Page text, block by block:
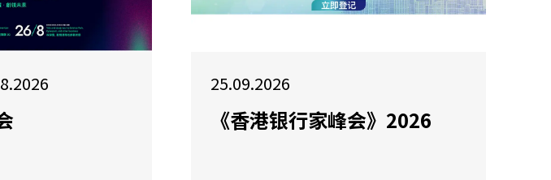
25.09.2026
《香港银行家峰会》2026